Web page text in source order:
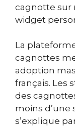
cagnotte sur
widget
La
cagnottes
adoption
français. Les
des
moins d’une
s’explique